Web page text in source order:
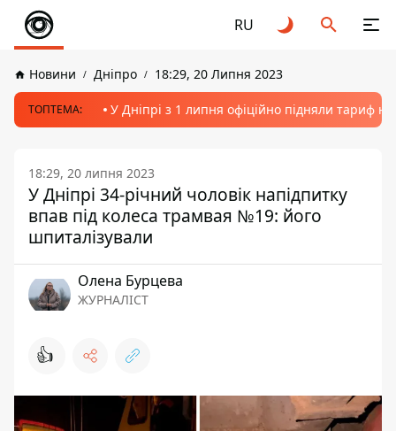
RU
Новини Дніпро 18:29, 20 Липня 2023
ТОПТЕМА: У Дніпрі з 1 липня офіційно підняли тариф
18:29, 20 липня 2023
У Дніпрі 34-річний чоловік напідпитку
впав під колеса трамвая №19: його
шпиталізували
Олена Бурцева
ЖУРНАЛІСТ
👍